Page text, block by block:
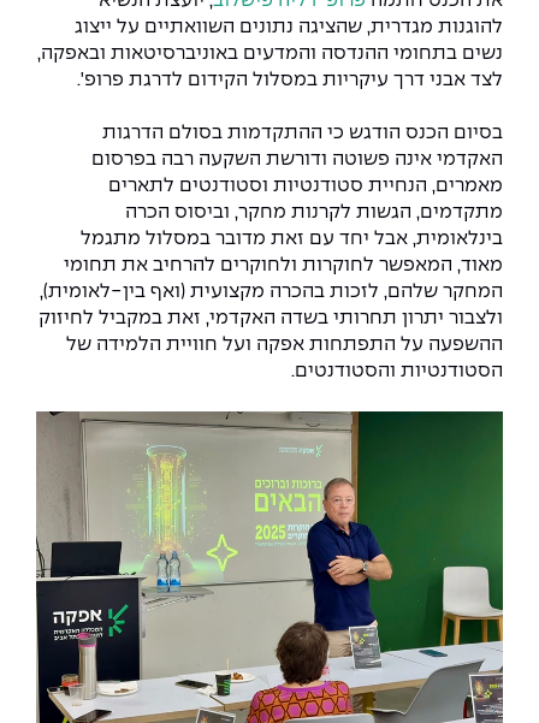
להוגנות מגדרית, שהציגה נתונים השוואתיים על ייצוג
נשים בתחומי ההנדסה והמדעים באוניברסיטאות ובאפקה,
לצד אבני דרך עיקריות במסלול הקידום לדרגת פרופ'.
בסיום הכנס הודגש כי ההתקדמות בסולם הדרגות
האקדמי אינה פשוטה ודורשת השקעה רבה בפרסום
מאמרים, הנחיית סטודנטיות וסטודנטים לתארים
מתקדמים, הגשות לקרנות מחקר, וביסוס הכרה
בינלאומית, אבל יחד עם זאת מדובר במסלול מתגמל
מאוד, המאפשר לחוקרות ולחוקרים להרחיב את תחומי
המחקר שלהם, לזכות בהכרה מקצועית (ואף בין-לאומית),
ולצבור יתרון תחרותי בשדה האקדמי, זאת במקביל לחיזוק
ההשפעה על התפתחות אפקה ועל חוויית הלמידה של
הסטודנטיות והסטודנטים.
אזור אישי
כניסה לסגל
כניסה לסטודנטים
קורס ניהול מוצר בשילוב AI
קורס אנרגיה מתחדשת
אווירה נפיצה במתקני חשמל ומכשור
קורס ניהול פרויקטים בשילוב AI
קורסים מקצועיים מותאמים לארגונים
סמסטר ראשון בתיכון
שכר לימוד
The Afeka Shop
חנות החדשנות והיזמות